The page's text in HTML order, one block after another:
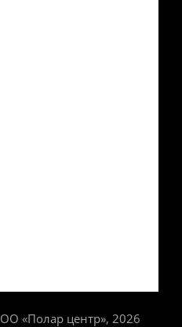
«Полар центр», 2026